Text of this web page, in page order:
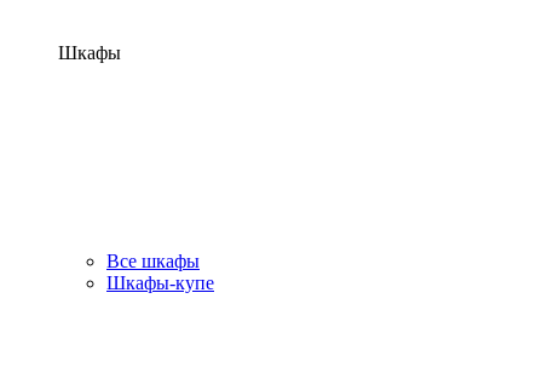
Шкафы
Все шкафы
Шкафы-купе